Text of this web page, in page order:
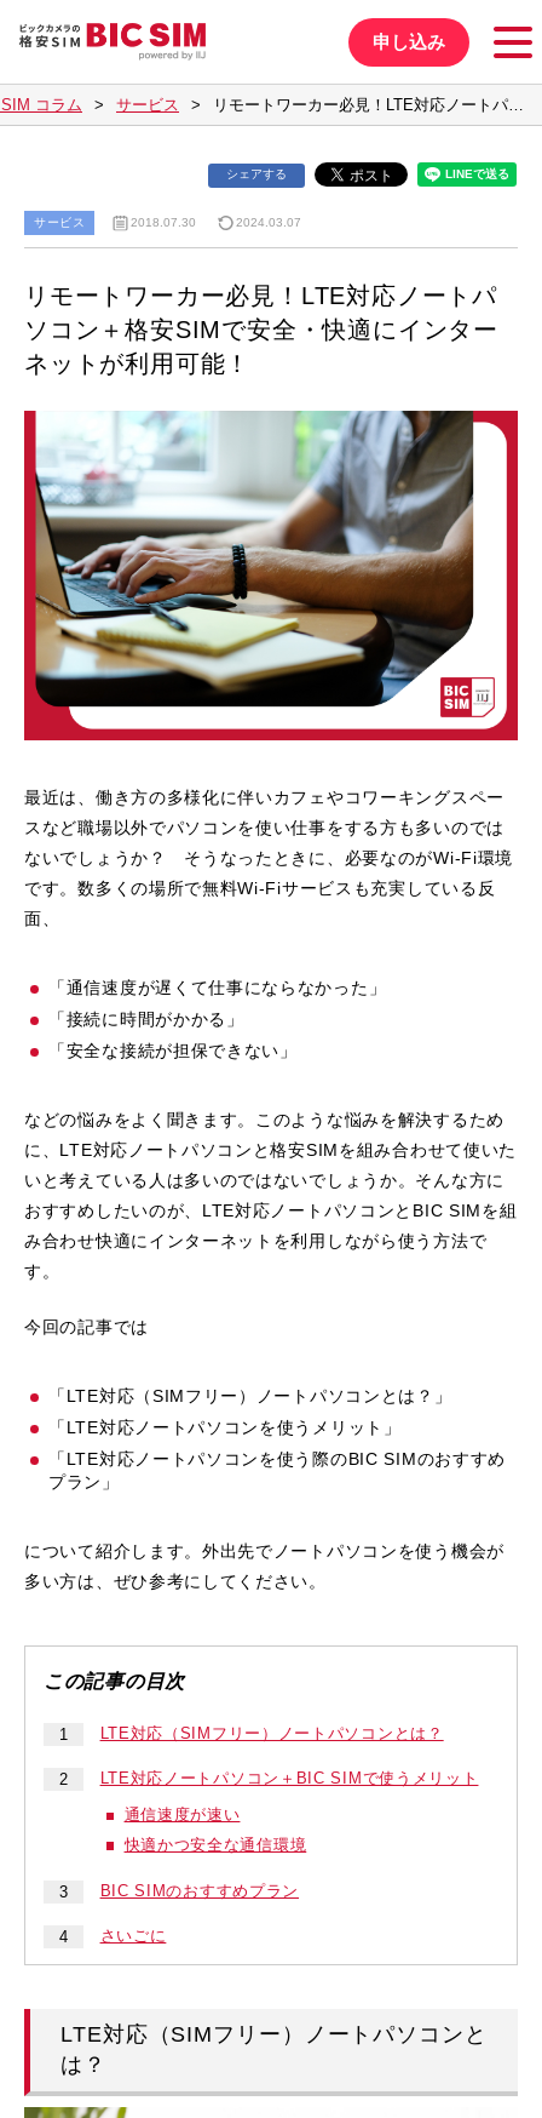
申し込み
コラム サービス リモートワーカー必見！LTE対応ノートパ…
シェアする
サービス 2018.07.30 2024.03.07
リモートワーカー必見！LTE対応ノートパ
ソコン＋格安SIMで安全・快適にインター
ネットが利用可能！
最近は、働き方の多様化に伴いカフェやコワーキングスペー
スなど職場以外でパソコンを使い仕事をする方も多いのでは
ないでしょうか？ そうなったときに、必要なのがWi-Fi環境
です。数多くの場所で無料Wi-Fiサービスも充実している反
面、
「通信速度が遅くて仕事にならなかった」
「接続に時間がかかる」
「安全な接続が担保できない」
などの悩みをよく聞きます。このような悩みを解決するため
に、LTE対応ノートパソコンと格安SIMを組み合わせて使いた
いと考えている人は多いのではないでしょうか。そんな方に
おすすめしたいのが、LTE対応ノートパソコンとBIC SIMを組
み合わせ快適にインターネットを利用しながら使う方法で
す。
今回の記事では
「LTE対応（SIMフリー）ノートパソコンとは？」
「LTE対応ノートパソコンを使うメリット」
「LTE対応ノートパソコンを使う際のBIC SIMのおすすめ
プラン」
について紹介します。外出先でノートパソコンを使う機会が
多い方は、ぜひ参考にしてください。
LTE対応（SIMフリー）ノートパソコンとは？
LTE対応ノートパソコン＋BIC SIMで使うメリット
通信速度が速い
快適かつ安全な通信環境
BIC SIMのおすすめプラン
さいごに
LTE対応（SIMフリー）ノートパソコンと
は？